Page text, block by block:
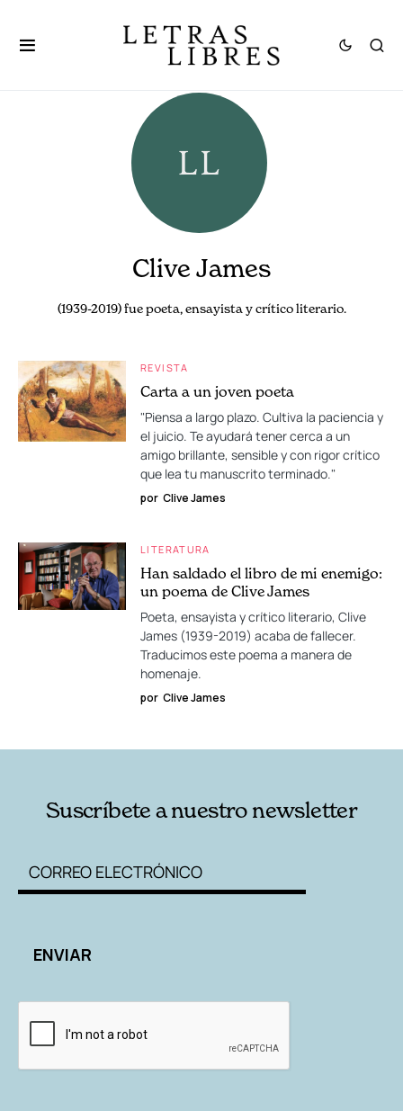
Clive James
(1939-2019) fue poeta, ensayista y crítico literario.
REVISTA
Carta a un joven poeta
"Piensa a largo plazo. Cultiva la paciencia y
el juicio. Te ayudará tener cerca a un
amigo brillante, sensible y con rigor crítico
que lea tu manuscrito terminado."
por Clive James
LITERATURA
Han saldado el libro de mi enemigo:
un poema de Clive James
Poeta, ensayista y crítico literario, Clive
James (1939-2019) acaba de fallecer.
Traducimos este poema a manera de
homenaje.
por Clive James
Suscríbete a nuestro newsletter